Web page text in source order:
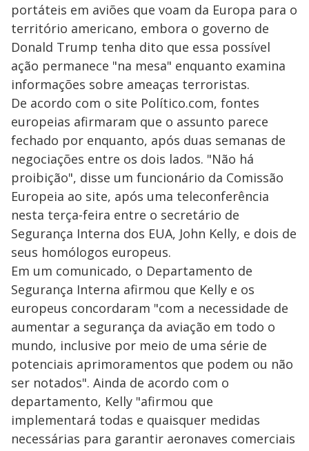
portáteis em aviões que voam da Europa para o
território americano, embora o governo de
Donald Trump tenha dito que essa possível
ação permanece "na mesa" enquanto examina
informações sobre ameaças terroristas.
De acordo com o site Político.com, fontes
europeias afirmaram que o assunto parece
fechado por enquanto, após duas semanas de
negociações entre os dois lados. "Não há
proibição", disse um funcionário da Comissão
Europeia ao site, após uma teleconferência
nesta terça-feira entre o secretário de
Segurança Interna dos EUA, John Kelly, e dois de
seus homólogos europeus.
Em um comunicado, o Departamento de
Segurança Interna afirmou que Kelly e os
europeus concordaram "com a necessidade de
aumentar a segurança da aviação em todo o
mundo, inclusive por meio de uma série de
potenciais aprimoramentos que podem ou não
ser notados". Ainda de acordo com o
departamento, Kelly "afirmou que
implementará todas e quaisquer medidas
necessárias para garantir aeronaves comerciais